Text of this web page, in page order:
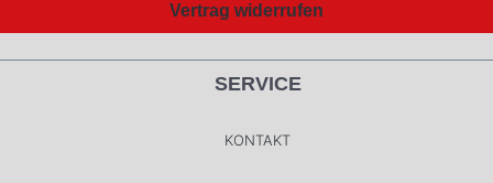
Vertrag widerrufen
SERVICE
KONTAKT